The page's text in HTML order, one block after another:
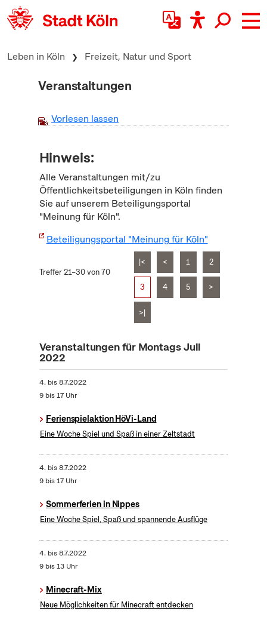
zum Inhalt springen
Leben in Köln Freizeit, Natur und Sport
Veranstaltungen
Vorlesen lassen
Hinweis:
Alle Veranstaltungen mit/zu
Öffentlichkeitsbeteiligungen in Köln finden
Sie auf unserem Beteiligungsportal
"Meinung für Köln".
Beteiligungsportal "Meinung für Köln"
Treffer 21–30 von 70
|< < 1 2
3 4 5 >
>|
Veranstaltungen für Montags Juli
2022
4. bis8.7.2022
9 bis 17 Uhr
Ferienspielaktion HöVi-Land
Eine Woche Spiel und Spaß in einer Zeltstadt
4. bis8.7.2022
9 bis 17 Uhr
Sommerferien in Nippes
Eine Woche Spiel, Spaß und spannende Ausflüge
4. bis8.7.2022
9 bis 13 Uhr
Minecraft-Mix
Neue Möglichkeiten für Minecraft entdecken